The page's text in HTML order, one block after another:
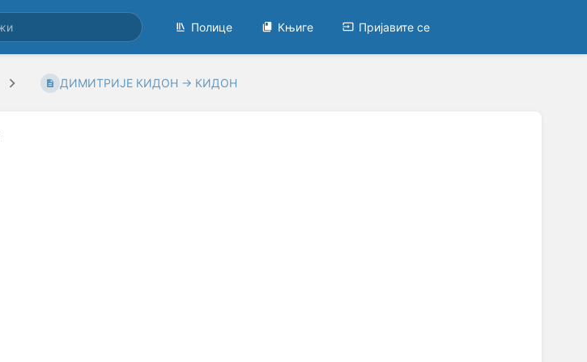
Полице Књиге Пријавите се
ДИМИТРИЈЕ КИДОН → КИДОН